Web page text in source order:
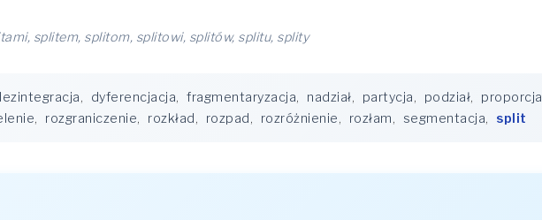
splitem, splitom, splitowi, splitów, splitu, splity
, dyferencjacja, fragmentaryzacja, nadział, partycja, podział, proporcja
, rozgraniczenie, rozkład, rozpad, rozróżnienie, rozłam, segmentacja, split